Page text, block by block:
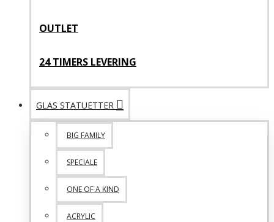
OUTLET
24 TIMERS LEVERING
GLAS STATUETTER
BIG FAMILY
SPECIALE
ONE OF A KIND
ACRYLIC